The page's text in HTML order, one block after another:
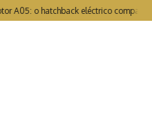
A05: o hatchback eléctrico compacto